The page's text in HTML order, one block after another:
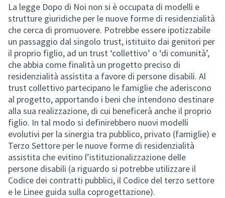
La legge Dopo di Noi non si è occupata di modelli e
strutture giuridiche per le nuove forme di residenzialità
che cerca di promuovere. Potrebbe essere ipotizzabile
un passaggio dal singolo trust, istituito dai genitori per
il proprio figlio, ad un trust ‘collettivo’ o ‘di comunità’,
che abbia come finalità un progetto preciso di
residenzialità assistita a favore di persone disabili. Al
trust collettivo partecipano le famiglie che aderiscono
al progetto, apportando i beni che intendono destinare
alla sua realizzazione, di cui beneficerà anche il proprio
figlio. In tal modo si definirebbero nuovi modelli
evolutivi per la sinergia tra pubblico, privato (famiglie) e
Terzo Settore per le nuove forme di residenzialità
assistita che evitino l’istituzionalizzazione delle
persone disabili (a riguardo si potrebbe utilizzare il
Codice dei contratti pubblici, il Codice del terzo settore
e le Linee guida sulla coprogettazione).